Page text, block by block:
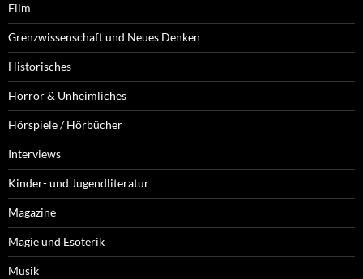
Film
Grenzwissenschaft und Neues Denken
Historisches
Horror & Unheimliches
Hörspiele / Hörbücher
Interviews
Kinder- und Jugendliteratur
Magazine
Magie und Esoterik
Musik